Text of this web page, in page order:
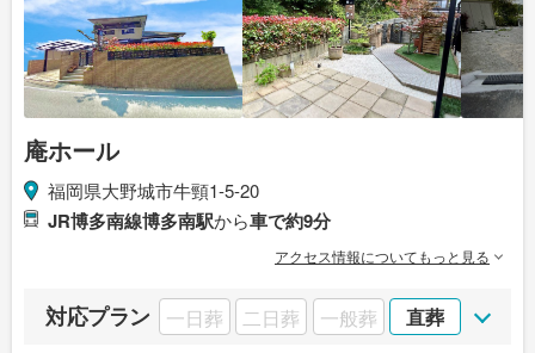
庵ホール
福岡県大野城市牛頸1-5-20
JR博多南線博多南駅から車で約9分
アクセス情報についてもっと見る
対応プラン 一日葬 二日葬 一般葬 直葬